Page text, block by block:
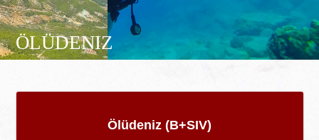
ÖLÜDENIZ
Ölüdeniz (B+SIV)